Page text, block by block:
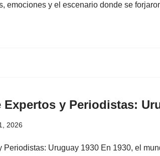
emociones y el escenario donde se
y Periodistas:
2026
Periodistas: Uruguay 1930 En 1930, el